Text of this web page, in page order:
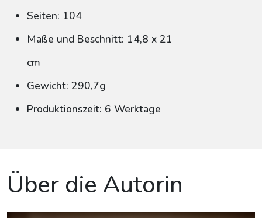
Seiten: 104
Maße und Beschnitt: 14,8 x 21
cm
Gewicht: 290,7g
Produktionszeit: 6 Werktage
Über die Autorin